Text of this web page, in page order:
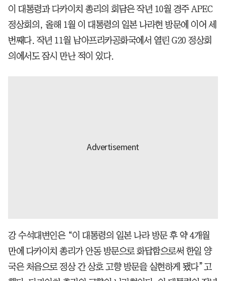
이 대통령과 다카이치 총리의 회담은 작년 10월 경주 APEC
정상회의, 올해 1월 이 대통령의 일본 나라현 방문에 이어 세
번째다. 작년 11월 남아프리카공화국에서 열린 G20 정상회
의에서도 잠시 만난 적이 있다.
강 수석대변인은 “이 대통령의 일본 나라 방문 후 약 4개월
만에 다카이치 총리가 안동 방문으로 화답함으로써 한일 양
국은 처음으로 정상 간 상호 고향 방문을 실현하게 됐다”고